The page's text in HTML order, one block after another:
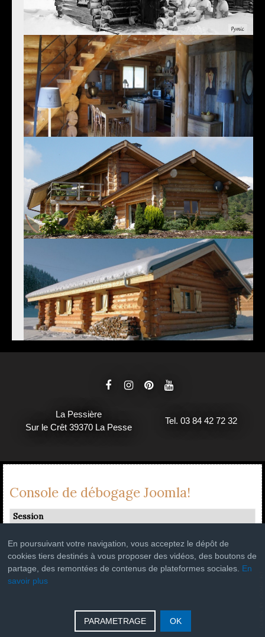
La Pessière
Sur le Crêt 39370 La Pesse
Tel. 03 84 42 72 32
En poursuivant votre navigation, vous acceptez le dépôt de
cookies tiers destinés à vous proposer des vidéos, des boutons de
partage, des remontées de contenus de plateformes sociales. En
savoir plus
PARAMETRAGE OK
Console de débogage Joomla!
Session
Occupation de la mémoire
Requêtes de base de données